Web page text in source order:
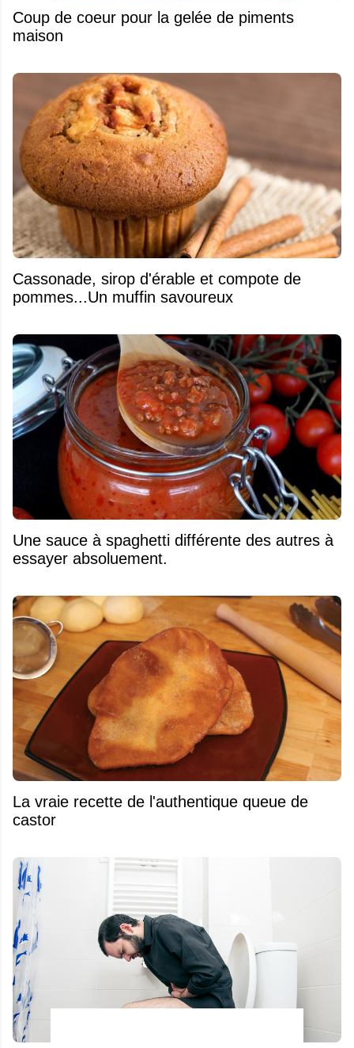
Coup de coeur pour la gelée de piments
maison
​Cassonade, sirop d'érable et compote de
pommes...Un muffin savoureux
Une sauce à spaghetti différente des autres à
essayer absoluement.
La vraie recette de l'authentique queue de
castor